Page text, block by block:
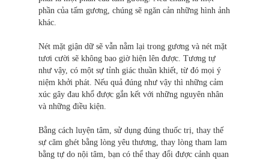
phần của tấm gương, chúng sẽ ngăn cản những hình ảnh
khác.
Nét mặt giận dữ sẽ vẫn nằm lại trong gương và nét mặt
tươi cười sẽ không bao giờ hiện lên được. Tương tự
như vậy, có một sự tỉnh giác thuần khiết, từ đó mọi ý
niệm khởi phát. Nếu quả đúng như vậy thì những cảm
xúc gây đau khổ được gắn kết với những nguyên nhân
và những điều kiện.
Bằng cách luyện tâm, sử dụng đúng thuốc trị, thay thế
sự căm ghét bằng lòng yêu thương, thay lòng tham lam
bằng tự do nội tâm, bạn có thể thay đổi được cảnh quan